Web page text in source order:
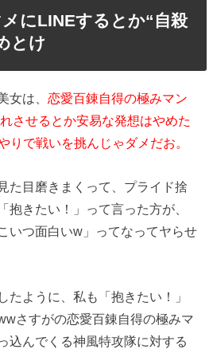
にLINEするとか“自殺
とけ
女は、恋愛百錬自得の極みマン
させるとか安易な発想はやめた
りで戦いを挑んじゃダメだお。
た目磨きまくって、プライド捨
抱きたい！」って言った方が、
つ面白いw」ってなってヤらせ
たように、私も「抱きたい！」
さすがの恋愛百錬自得の極みマ
込んでくる神風特攻隊に対する